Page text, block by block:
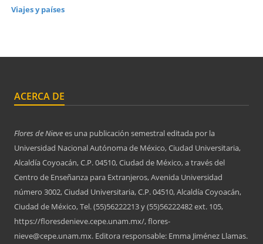
Viajes y países
ACERCA DE
Flores de Nievees una publicación semestral editada por la
Universidad Nacional Autónoma de México, Ciudad Universitaria,
Alcaldía Coyoacán, C.P. 04510, Ciudad de México, a través del
Centro de Enseñanza para Extranjeros, Avenida Universidad
número 3002, Ciudad Universitaria, C.P. 04510, Alcaldía Coyoacán,
Ciudad de México, Tel. (55)56222213 y (55)56222482 ext. 105,
https://floresdenieve.cepe.unam.mx/, flores-
nieve@cepe.unam.mx. Editora responsable: Emma Jiménez Llamas.